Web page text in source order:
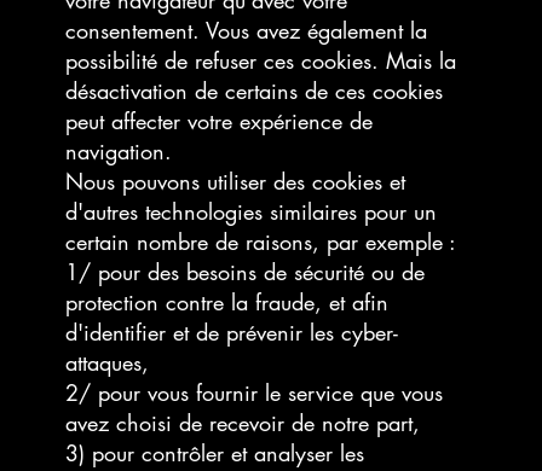
consentement. Vous avez également la
possibilité de refuser ces cookies. Mais la
désactivation de certains de ces cookies
peut affecter votre expérience de
navigation.
Nous pouvons utiliser des cookies et
d'autres technologies similaires pour un
certain nombre de raisons, par exemple :
1/ pour des besoins de sécurité ou de
protection contre la fraude, et afin
d'identifier et de prévenir les cyber-
attaques,
2/ pour vous fournir le service que vous
avez choisi de recevoir de notre part,
3) pour contrôler et analyser les